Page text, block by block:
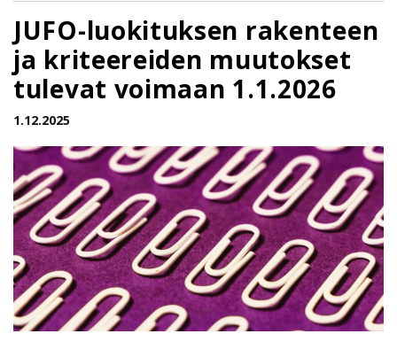
JUFO-luokituksen rakenteen
ja kriteereiden muutokset
tulevat voimaan 1.1.2026
1.12.2025